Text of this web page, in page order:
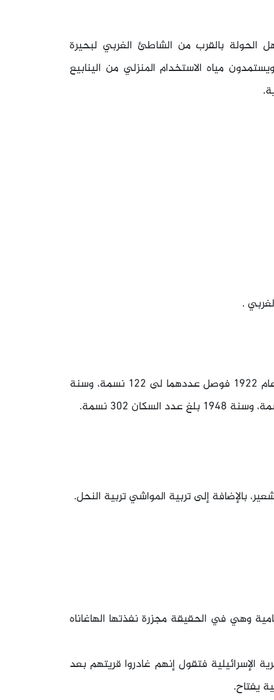
بالقرب من الشاطئ الغربي لبحيرة
مياه الاستخدام المنزلي من الينابيع
.
سنة 1596 بلغ عدد سكان العلمانية 55 نسمة، أما في عام 1922 فوصل عددهما لى 122 نسمة، وسنة
بالإضافة إلى تربية المواشي تربية النحل.
وهي في الحقيقة مجزرة نفذتها الهاغاناه
الإسرائيلية فتقول إنهم غادروا قريتهم بعد